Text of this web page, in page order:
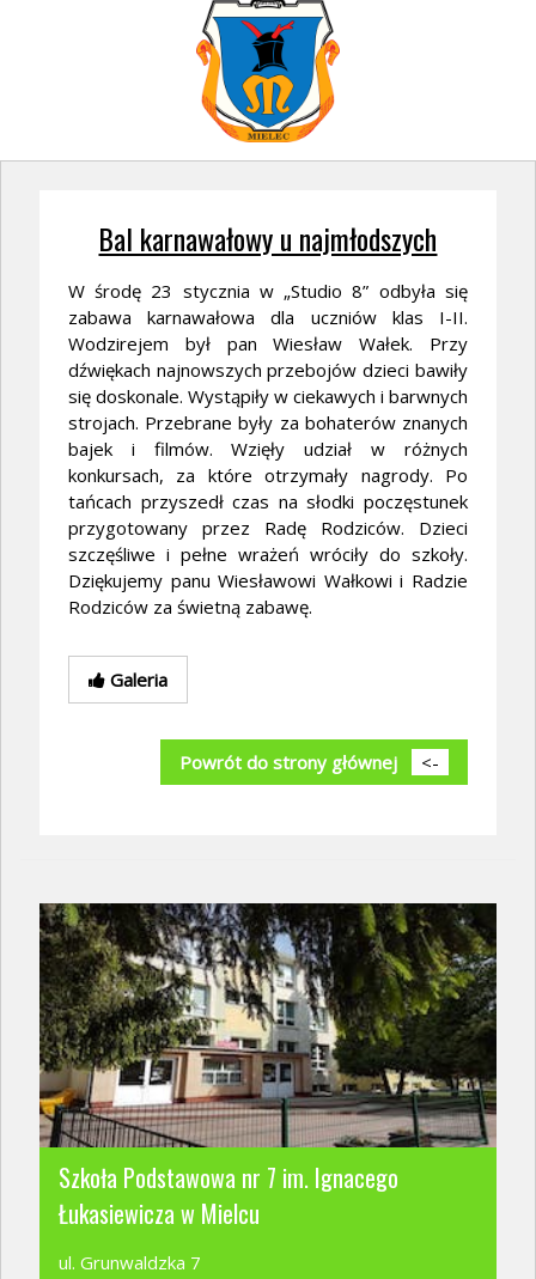
Bal karnawałowy u najmłodszych
W środę 23 stycznia w „Studio 8” odbyła się
zabawa karnawałowa dla uczniów klas I-II.
Wodzirejem był pan Wiesław Wałek. Przy
dźwiękach najnowszych przebojów dzieci bawiły
się doskonale. Wystąpiły w ciekawych i barwnych
strojach. Przebrane były za bohaterów znanych
bajek i filmów. Wzięły udział w różnych
konkursach, za które otrzymały nagrody. Po
tańcach przyszedł czas na słodki poczęstunek
przygotowany przez Radę Rodziców. Dzieci
szczęśliwe i pełne wrażeń wróciły do szkoły.
Dziękujemy panu Wiesławowi Wałkowi i Radzie
Rodziców za świetną zabawę.
Galeria
Powrót do strony głównej <-
Szkoła Podstawowa nr 7 im. Ignacego
Łukasiewicza w Mielcu
ul. Grunwaldzka 7